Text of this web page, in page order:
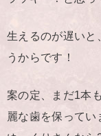
生えるのが遅いと
うからです！
案の定、まだ1本
麗な歯を保ってい